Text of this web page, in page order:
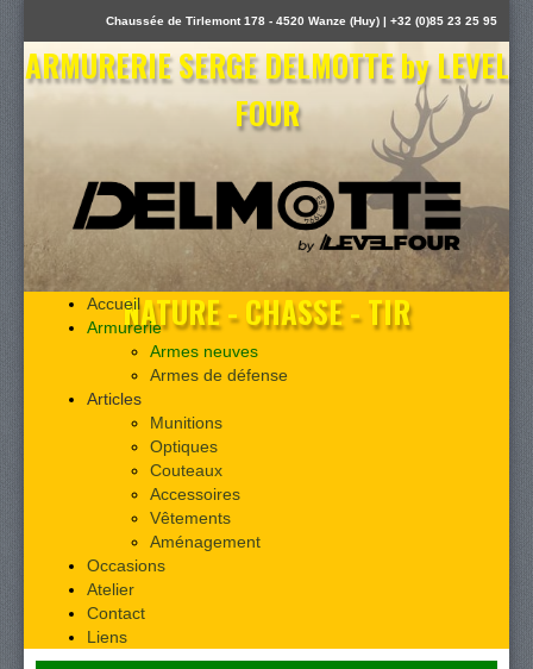
Chaussée de Tirlemont 178 - 4520 Wanze (Huy) | +32 (0)85 23 25 95
ARMURERIE SERGE DELMOTTE by LEVEL
FOUR
NATURE - CHASSE - TIR
Accueil
Armurerie
Armes neuves
Armes de défense
Articles
Munitions
Optiques
Couteaux
Accessoires
Vêtements
Aménagement
Occasions
Atelier
Contact
Liens